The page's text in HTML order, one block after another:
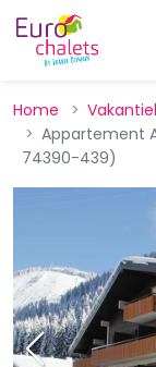
Home
Appartement
74390-439)